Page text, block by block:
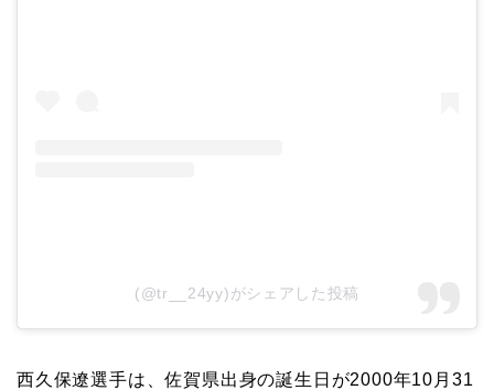
(@tr__24yy)がシェアした投稿
西久保遼選手は、佐賀県出身の誕生日が2000年10月31